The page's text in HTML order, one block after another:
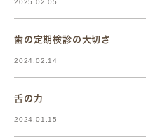
2025.02.05
歯の定期検診の大切さ
2024.02.14
舌の力
2024.01.15